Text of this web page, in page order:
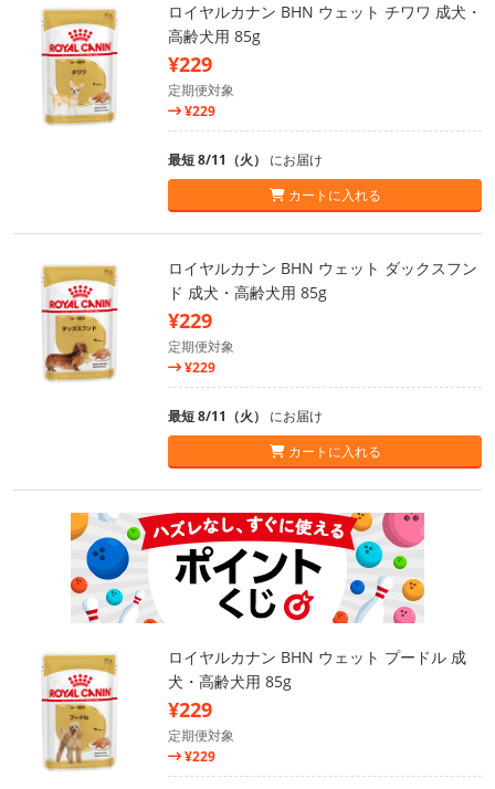
ロイヤルカナン BHN ウェット チワワ 成犬・
高齢犬用 85g
¥229
定期便対象
¥229
最短 8/11（火） にお届け
カートに入れる
ロイヤルカナン BHN ウェット ダックスフン
ド 成犬・高齢犬用 85g
¥229
定期便対象
¥229
最短 8/11（火） にお届け
カートに入れる
ロイヤルカナン BHN ウェット プードル 成
犬・高齢犬用 85g
¥229
定期便対象
¥229